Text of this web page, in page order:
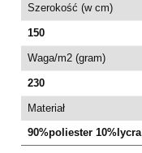
Szerokość (w cm)
150
Waga/m2 (gram)
230
Materiał
90%poliester 10%lycra